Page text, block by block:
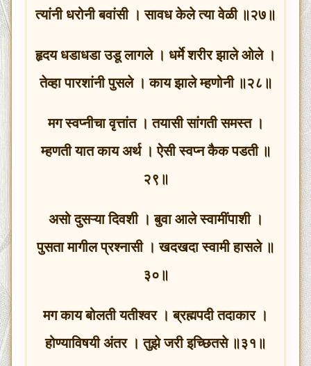
त्यांनी धरोनी बवांसी । सावध केले त्या वेळी ॥२७॥
हृदय धडाधडा उडू लागले । धर्मे शरीर झाले ओले ।
तेव्हा पारशांनी पुसले । काय झाले म्हणोनी ॥२८॥
मग स्वप्नीचा वृत्तांत । तयासी सांगती समस्त ।
म्हणती यात काय अर्थ । ऐसी स्वप्न कैक पडती ॥
२९॥
असो दुसऱ्या दिवशी । बुवा आले स्वामींपाशी ।
पुसता मागील प्रश्नासी । खदखदा स्वामी हासले ॥
३०॥
मग काय बोलती यतीश्वर । ब्रह्मपदी तदाकार ।
होण्याविषयी अंतर । तुझे जरी इच्छितसे ॥३१॥